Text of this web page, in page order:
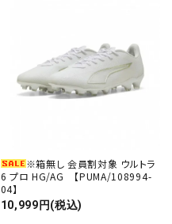
※箱無し 会員割対象 ウルトラ
6 プロ HG/AG 【PUMA/108994-
04】
10,999円(税込)